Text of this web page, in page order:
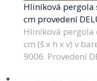
Hliníková pergola
cm provedení
Hliníková pergola
cm (š x h x v) v
9006. Provedení